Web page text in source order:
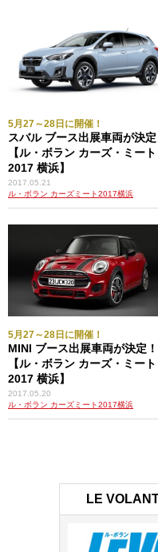
5月27～28日に開催！
スバル ブース出展車両が決定
【ル・ボラン カーズ・ミート
2017 横浜】
2017.05.21
ル・ボラン カーズミート2017横浜
5月27～28日に開催！
MINI ブース出展車両が決定！
【ル・ボラン カーズ・ミート
2017 横浜】
2017.05.20
ル・ボラン カーズミート2017横浜
LE